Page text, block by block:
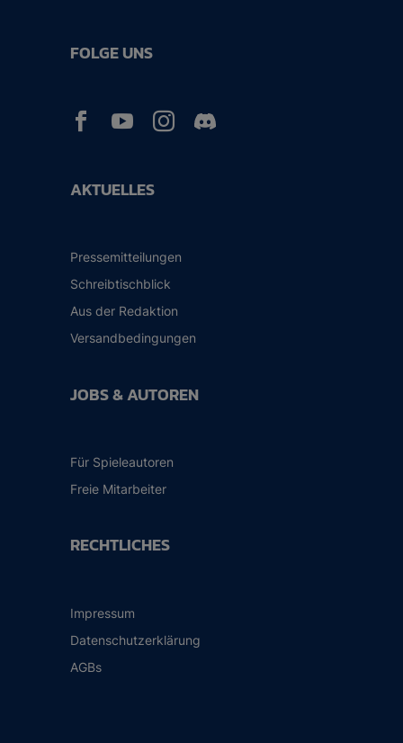
AKTUELLES
Pressemitteilungen
Schreibtischblick
Aus der Redaktion
Versandbedingungen
JOBS & AUTOREN
Für Spieleautoren
Freie Mitarbeiter
RECHTLICHES
Impressum
Datenschutzerklärung
AGBs
FOLGE UNS
  